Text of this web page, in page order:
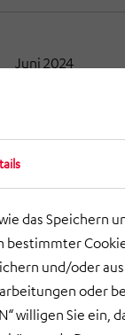
das Speichern
und/oder
oder
willigen Sie ein,
Juni 2024